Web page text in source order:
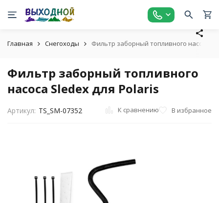
Главная Снегоходы Фильтр заборный топливного насоса
Фильтр заборный топливного
насоса Sledex для Polaris
Артикул: TS_SM-07352 К сравнению В избранное